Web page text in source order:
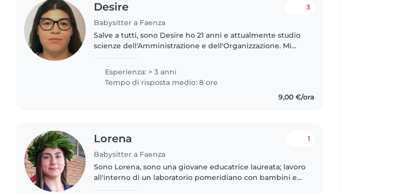
Desire
Babysitter a Faenza
3
Salve a tutti, sono Desire ho 21 anni e attualmente studio
scienze dell'Amministrazione e dell'Organizzazione. Mi
piacciono i bambini..
Esperienza: > 3 anni
Tempo di risposta medio: 8 ore
9,00 €/ora
Lorena
Babysitter a Faenza
1
Sono Lorena, sono una giovane educatrice laureata; lavoro
all'interno di un laboratorio pomeridiano con bambini e